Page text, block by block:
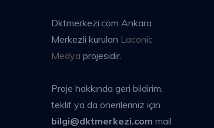
Dktmerkezi.com Ankara
Merkezli kurulan Laconic
Medya projesidir.
Proje hakkında geri bildirim,
teklif ya da önerileriniz için
bilgi@dktmerkezi.com mail